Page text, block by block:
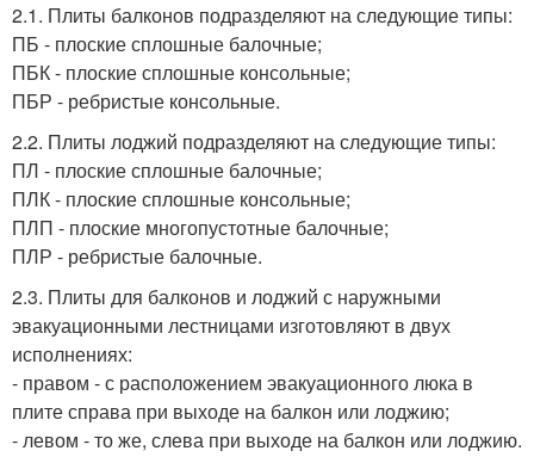
2.1. Плиты балконов подразделяют на следующие типы:
ПБ - плоские сплошные балочные;
ПБК - плоские сплошные консольные;
ПБР - ребристые консольные.
2.2. Плиты лоджий подразделяют на следующие типы:
ПЛ - плоские сплошные балочные;
ПЛК - плоские сплошные консольные;
ПЛП - плоские многопустотные балочные;
ПЛР - ребристые балочные.
2.3. Плиты для балконов и лоджий с наружными
эвакуационными лестницами изготовляют в двух
исполнениях:
- правом - с расположением эвакуационного люка в
плите справа при выходе на балкон или лоджию;
- левом - то же, слева при выходе на балкон или лоджию.